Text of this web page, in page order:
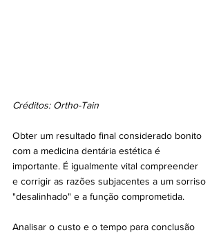
Créditos: Ortho-Tain
Obter um resultado final considerado bonito
com a medicina dentária estética é
importante. É igualmente vital compreender
e corrigir as razões subjacentes a um sorriso
"desalinhado" e a função comprometida.
Analisar o custo e o tempo para conclusão